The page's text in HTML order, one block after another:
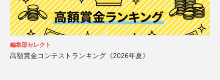
編集部セレクト
高額賞金コンテストランキング《2026年夏》